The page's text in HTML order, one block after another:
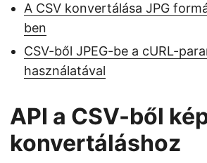
A CSV konvertálása JPG
ben
CSV-ből JPEG-be a cURL-
használatával
API a CSV-ből
konvertáláshoz